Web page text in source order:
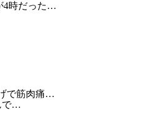
4時だった…
で筋肉痛…
で…